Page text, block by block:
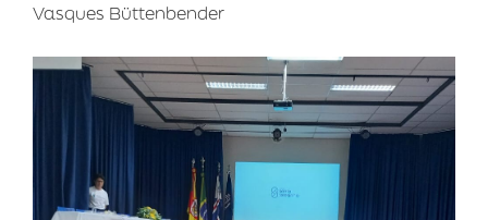
Vasques Büttenbender